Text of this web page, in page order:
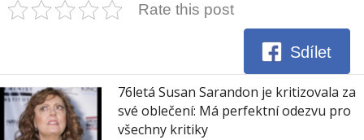
Rate this post
Sdílet
76letá Susan Sarandon je kritizovala za
své oblečení: Má perfektní odezvu pro
všechny kritiky